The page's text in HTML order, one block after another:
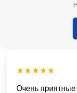
★★★★★
Очень приятные